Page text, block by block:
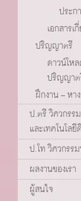
ประ
เอกสาร
ปริญญาตรี
ดาวน์โห
ปริญญา
ฝึกงาน – หา
ป.ตรี วิศวกรร
และเทคโนโล
ป.โท วิศวกรร
ผลงานของเรา
ผู้สนใจ